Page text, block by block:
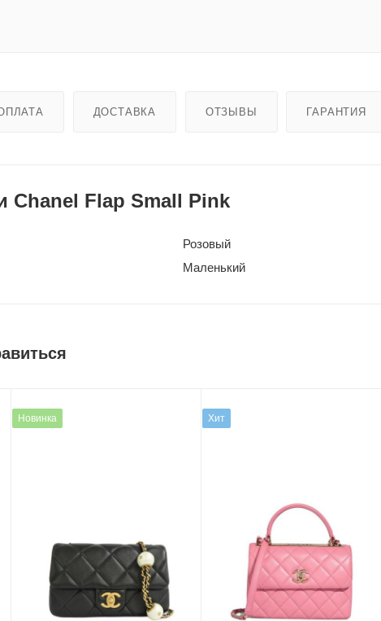
ДОСТАВКА ОТЗЫВЫ ГАРАНТИЯ
Chanel Flap Small Pink
Розовый
Маленький
Новинка Хит